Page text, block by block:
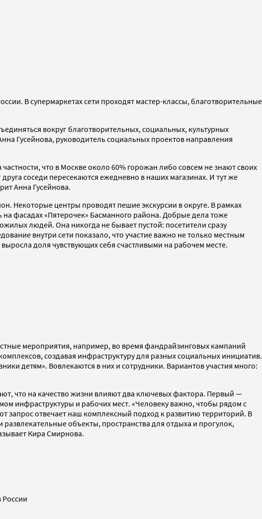
В супермаркетах сети проходят мастер-классы, благотворительные
вокруг благотворительных, социальных, культурных
Гусейнова, руководитель социальных проектов направления
что в Москве около 60% горожан либо совсем не знают своих
соседи пересекаются ежедневно в наших магазинах. И тут же
Анна Гусейнова.
Некоторые центры проводят пешие экскурсии в округе. В рамках
фасадах «Пятерочек» Басманного района. Добрые дела тоже
людей. Она никогда не бывает пустой: посетители сразу
внутри сети показало, что участие важно не только местным
доля чувствующих себя счастливыми на рабочем месте.
мероприятия, например, во время фандрайзинговых кампаний
создавая инфраструктуру для разных социальных инициатив.
детям». Вовлекаются в них и сотрудники. Вариантов участия много:
что на качество жизни влияют два ключевых фактора. Первый —
инфраструктуры и рабочих мест. «Человеку важно, чтобы рядом с
запрос отвечает наш комплексный подход к развитию территорий. В
объекты, пространства для отдыха и прогулок,
Кира Смирнова.